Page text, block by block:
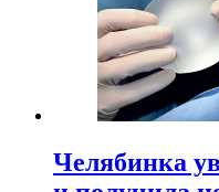
Челябинка